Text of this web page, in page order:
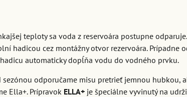
teploty sa voda z reservoára postupne
hadicou cez montážny otvor rezervoára.
automaticky dopĺňa vodu do vodného prvku.
sezónou odporučame misu pretrieť jemnou
Ella+. Prípravok ELLA+ je špeciálne vyvinutý na